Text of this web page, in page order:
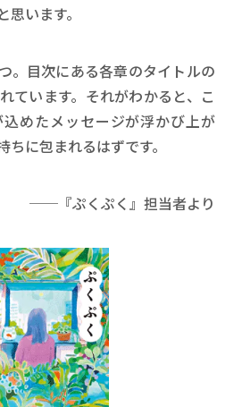
います。
。目次にある各章のタイトルの
ています。それがわかると、こ
めたメッセージが浮かび上が
ちに包まれるはずです。
──『ぷくぷく』担当者より